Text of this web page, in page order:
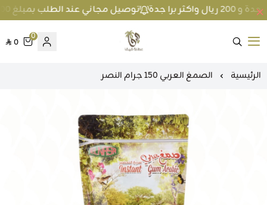
توصيل مجاني عند الطلب بمبلغ 100 ريال واكثر داخل جدة و 200 ريال واكثر برا جدة
متجر عطارة فيفا
0
0
الرئيسية الصمغ العربي 150 جرام النصر